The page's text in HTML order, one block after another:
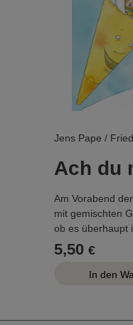
Jens Pape /
Ach du
Am Vorabend
mit gemischten
ob es überhaupt
Traum erscheint
den
es dort erwartet:
helfen. Am
5,50 €